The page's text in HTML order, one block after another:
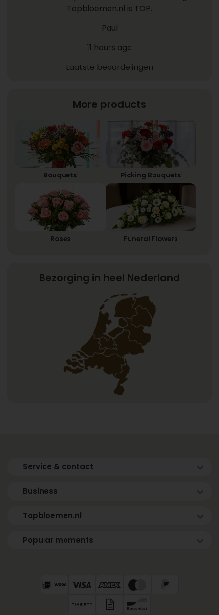
Topbloemen.nl is TOP.
Paul
11 hours ago
Laatste beoordelingen
More products
Bouquets Picking Bouquets
Roses Funeral Flowers
Bezorging in heel Nederland
Service & contact
Business
Topbloemen.nl
Popular moments